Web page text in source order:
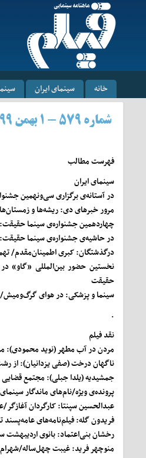
خانه سینمای ایران
شماره ۵۷۹ - ۱ بهمن ۱۳۹۹
فهرست مطالب
سینمای ایران
در آستانه‌ی برگزاری سی‌ونهمین
مرور خبرهای دی: ریشه‌ها و
چهاردهمین جشنواره‌ی سینما
در حاشیه‌ی جشنواره‌ی سینما
درگذشتگان: کبری اطمینان‌مقدم/
نخستین حضور بین‌المللی «گاو» در
حقیقت
سینما و پزشکی: در هوای گرگ‌ومیش/
.
نقد فیلم
مردن در آب مطهر (نوید
ناگهان درخت (صفی یزدانیان): از
جمشیدیه (یلدا جبلی): مجتمع
پرونده‌ی ویژه/نام‌های ماندگار
عبدالحسین سپنتا: کارگردان آغازگر/
فریدون گله: فیلم‌نامه‌های عامه‌پسند
رخشان بنی‌اعتماد: بانوی اردیبهشت
منوچهر فرید: غیبت چهل‌ساله/